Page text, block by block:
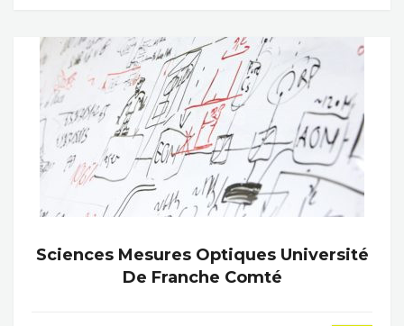
Sciences Mesures Optiques Université
De Franche Comté